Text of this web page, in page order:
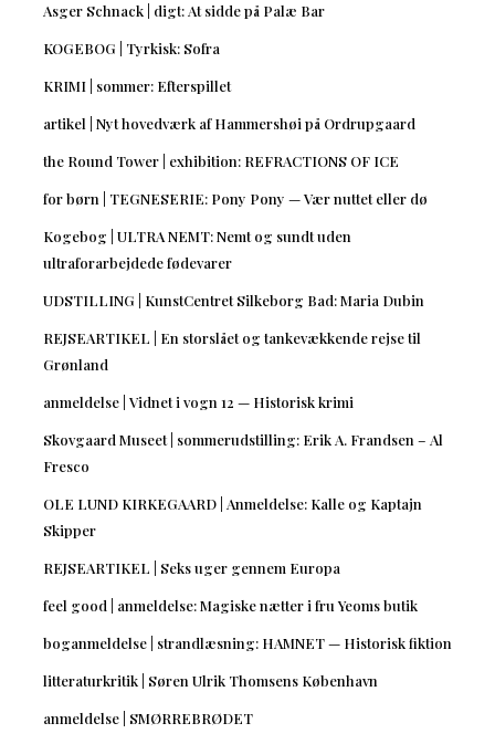
Asger Schnack | digt: At sidde på Palæ Bar
KOGEBOG | Tyrkisk: Sofra
KRIMI | sommer: Efterspillet
artikel | Nyt hovedværk af Hammershøi på Ordrupgaard
the Round Tower | exhibition: REFRACTIONS OF ICE
for børn | TEGNESERIE: Pony Pony — Vær nuttet eller dø
Kogebog | ULTRA NEMT: Nemt og sundt uden
ultraforarbejdede fødevarer
UDSTILLING | KunstCentret Silkeborg Bad: Maria Dubin
REJSEARTIKEL | En storslået og tankevækkende rejse til
Grønland
anmeldelse | Vidnet i vogn 12 — Historisk krimi
Skovgaard Museet | sommerudstilling: Erik A. Frandsen – Al
Fresco
OLE LUND KIRKEGAARD | Anmeldelse: Kalle og Kaptajn
Skipper
REJSEARTIKEL | Seks uger gennem Europa
feel good | anmeldelse: Magiske nætter i fru Yeoms butik
boganmeldelse | strandlæsning: HAMNET — Historisk fiktion
litteraturkritik | Søren Ulrik Thomsens København
anmeldelse | SMØRREBRØDET